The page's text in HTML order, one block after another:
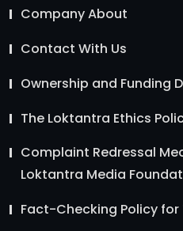
Company About
Contact With Us
Ownership and Funding
The Loktantra Ethics
Complaint Redressal
Loktantra Media
Fact-Checking Policy